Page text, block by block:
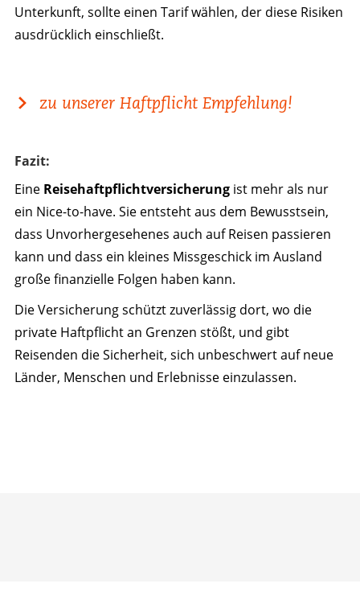
Unterkunft, sollte einen Tarif wählen, der diese Risiken
ausdrücklich einschließt.
zu unserer Haftpflicht Empfehlung!
Fazit:
Eine Reisehaftpflichtversicherungist mehr als nur
ein Nice-to-have. Sie entsteht aus dem Bewusstsein,
dass Unvorhergesehenes auch auf Reisen passieren
kann und dass ein kleines Missgeschick im Ausland
große finanzielle Folgen haben kann.
Die Versicherung schützt zuverlässig dort, wo die
private Haftpflicht an Grenzen stößt, und gibt
Reisenden die Sicherheit, sich unbeschwert auf neue
Länder, Menschen und Erlebnisse einzulassen.